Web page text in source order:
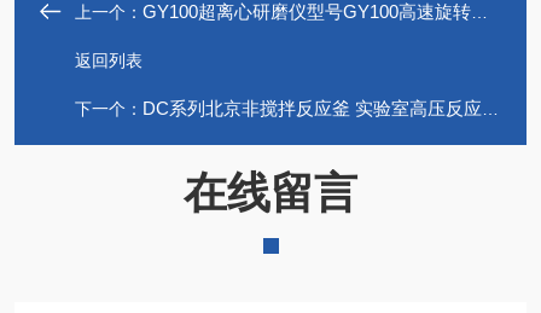
上一个： GY100超离心研磨仪型号GY100高速旋转粉碎机 实验室研磨仪
返回列表
下一个： DC系列北京非搅拌反应釜 实验室高压反应釜DC系列
在线留言